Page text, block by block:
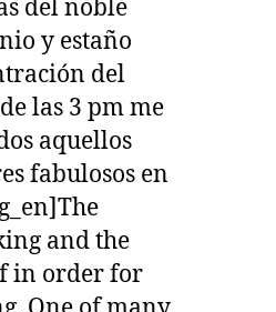
del noble
y estaño
del
las 3 pm me
aquellos
fabulosos en
and the
in order for